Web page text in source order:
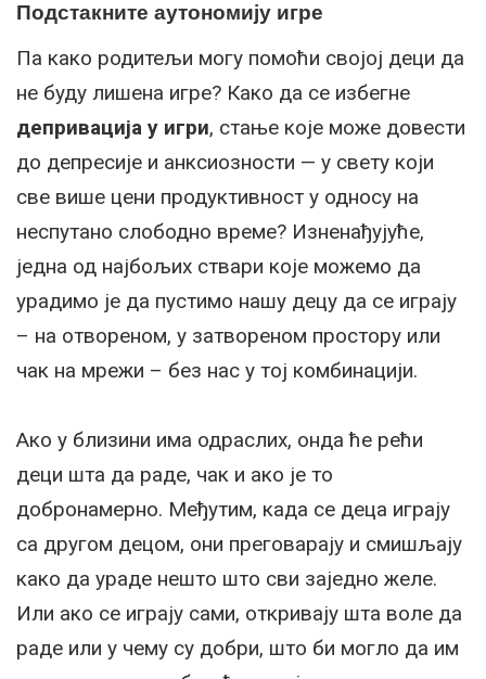
Подстакните аутономију игре
Па како родитељи могу помоћи својој деци да
не буду лишена игре? Како да се избегне
депривација у игри, стање које може довести
до депресије и анксиозности — у свету који
све више цени продуктивност у односу на
неспутано слободно време? Изненађујуће,
једна од најбољих ствари које можемо да
урадимо је да пустимо нашу децу да се играју
– на отвореном, у затвореном простору или
чак на мрежи – без нас у тој комбинацији.
Ако у близини има одраслих, онда ће рећи
деци шта да раде, чак и ако је то
добронамерно. Међутим, када се деца играју
са другом децом, они преговарају и смишљају
како да ураде нешто што сви заједно желе.
Или ако се играју сами, откривају шта воле да
раде или у чему су добри, што би могло да им